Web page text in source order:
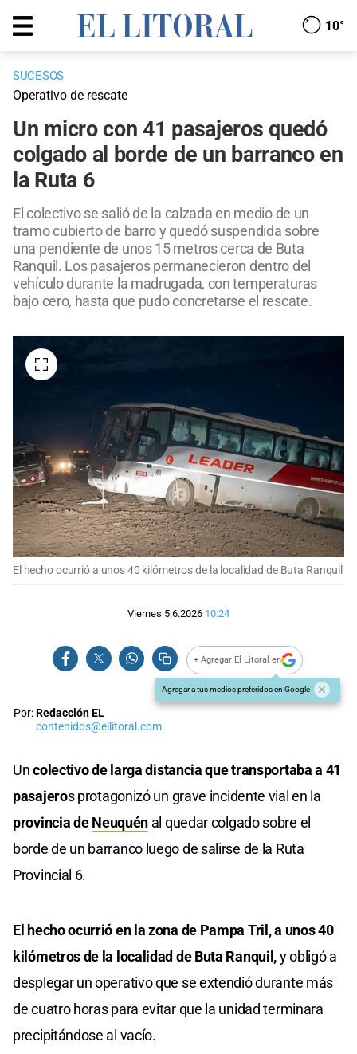
10°
SUCESOS
Operativo de rescate
Un micro con 41 pasajeros quedó
colgado al borde de un barranco en
la Ruta 6
El colectivo se salió de la calzada en medio de un
tramo cubierto de barro y quedó suspendida sobre
una pendiente de unos 15 metros cerca de Buta
Ranquil. Los pasajeros permanecieron dentro del
vehículo durante la madrugada, con temperaturas
bajo cero, hasta que pudo concretarse el rescate.
El hecho ocurrió a unos 40 kilómetros de la localidad de Buta Ranquil
Viernes 5.6.2026 10:24
+ Agregar El Litoral en
Agregar a tus medios preferidos en Google
Por:Redacción EL
contenidos@ellitoral.com
Uncolectivo de larga distancia que transportaba a 41
pasajeros protagonizó un grave incidente vial en la
provincia deNeuquén al quedar colgado sobre el
borde de un barranco luego de salirse de la Ruta
Provincial 6.
El hecho ocurrió en la zona de Pampa Tril, a unos 40
kilómetros de la localidad de Buta Ranquil,y obligó a
desplegar un operativo que se extendió durante más
de cuatro horas para evitar que la unidad terminara
precipitándose al vacío.